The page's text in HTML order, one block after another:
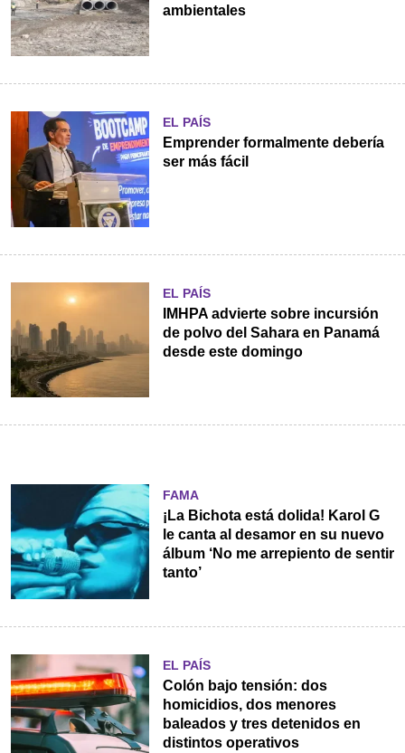
ambientales
EL PAÍS
Emprender formalmente debería
ser más fácil
EL PAÍS
IMHPA advierte sobre incursión
de polvo del Sahara en Panamá
desde este domingo
FAMA
¡La Bichota está dolida! Karol G
le canta al desamor en su nuevo
álbum ‘No me arrepiento de sentir
tanto’
EL PAÍS
Colón bajo tensión: dos
homicidios, dos menores
baleados y tres detenidos en
distintos operativos